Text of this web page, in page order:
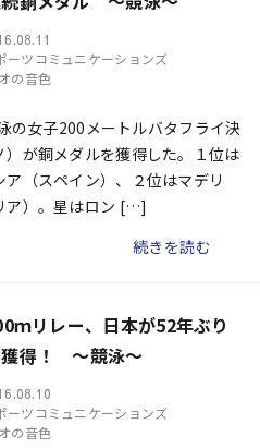
ーツコミュニケーションズ
の音色
の女子200メートルバタフライ決
が銅メダルを獲得した。１位は
（スペイン）、２位はマデリ
ア）。星はロン […]
続きを読む
ｍリレー、日本が52年ぶり
得！ ～競泳～
ーツコミュニケーションズ
の音色